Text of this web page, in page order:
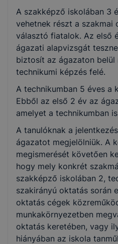
Sport
Kereskedelem
A szakképző iskolában 3
vehetnek részt a szakmai
választó fiatalok. Az első
ágazati alapvizsgát
biztosít az ágazaton belül
technikumi képzés felé.
A technikumban 5 éves a
Ebből az első 2 év az
amelyet a technikumban
A tanulóknak a
ágazatot megjelölniük. A
megismerését követően
hogy mely konkrét
szakképző iskolában 2,
szakirányú oktatás során
oktatás cégek
munkakörnyezetben
oktatás keretében, vagy
hiányában az iskola